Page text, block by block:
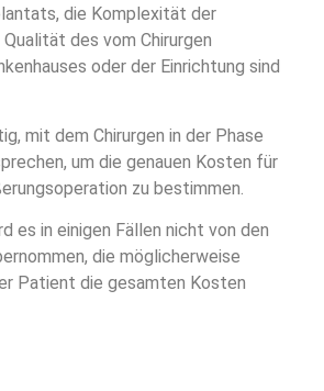
die Komplexität der
des vom Chirurgen
oder der Einrichtung sind
mit dem Chirurgen in der Phase
um die genauen Kosten für
zu bestimmen.
es in einigen Fällen nicht von den
die möglicherweise
Patient die gesamten Kosten